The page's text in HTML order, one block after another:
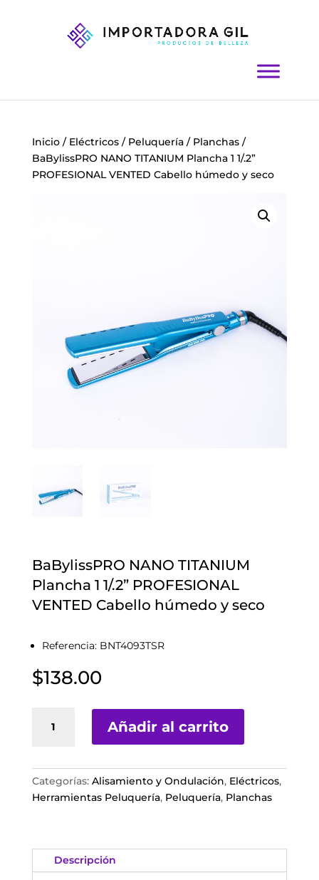
Inicio/ Eléctricos/ Peluquería/ Planchas/
BaBylissPRO NANO TITANIUM Plancha 1 1/.2”
PROFESIONAL VENTED Cabello húmedo y seco
BaBylissPRO NANO TITANIUM
Plancha 1 1/.2” PROFESIONAL
VENTED Cabello húmedo y seco
Referencia: BNT4093TSR
$138.00
BaBylissPRO
NANO
1
1/.2”
Cabello
húmedo
Añadir al carrito
Categorías: Alisamiento y Ondulación, Eléctricos,
Herramientas Peluquería, Peluquería, Planchas
Descripción